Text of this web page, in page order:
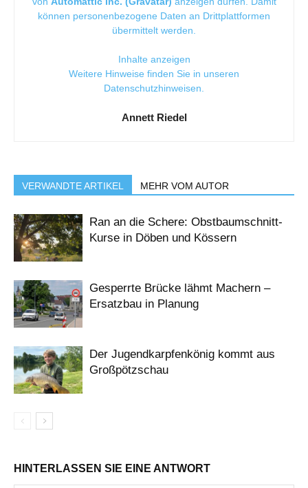
können personenbezogene Daten an Drittplattformen
übermittelt werden.
Inhalte anzeigen
Weitere Hinweise finden Sie in unseren
Datenschutzhinweisen
Annett Riedel
VERWANDTE ARTIKEL MEHR VOM AUTOR
Ran an die Schere: Obstbaumschnitt-
Kurse in Döben und Kössern
Gesperrte Brücke lähmt Machern –
Ersatzbau in Planung
Der Jugendkarpfenkönig kommt aus
Großpötzschau
HINTERLASSEN SIE EINE ANTWORT